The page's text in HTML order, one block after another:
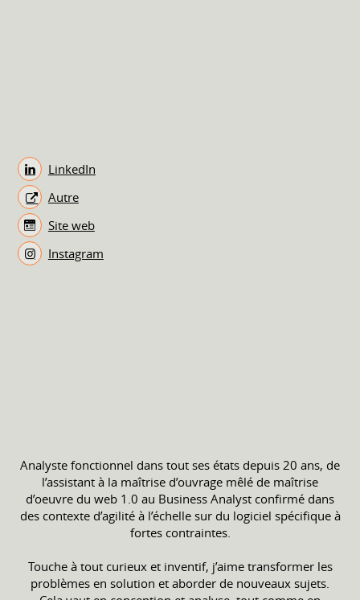
LinkedIn
Autre
Site web
Instagram
Analyste fonctionnel dans tout ses états depuis 20 ans, de
l’assistant à la maîtrise d’ouvrage mêlé de maîtrise
d’oeuvre du web 1.0 au Business Analyst confirmé dans
des contexte d’agilité à l’échelle sur du logiciel spécifique à
fortes contraintes.
Touche à tout curieux et inventif, j’aime transformer les
problèmes en solution et aborder de nouveaux sujets.